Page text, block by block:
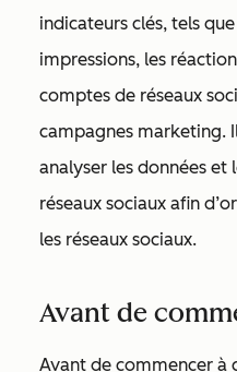
indicateurs clés, tels
impressions, les
comptes de réseaux
campagnes marketing.
analyser les données et
réseaux sociaux afin
les réseaux sociaux.
Avant de
Avant de commencer à